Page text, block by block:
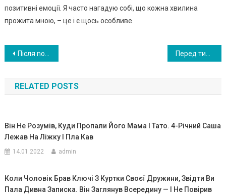
позитивні емоції. Я часто нагадую собі, що кожна хвилина
прожита мною, – це і є щось особливе.
Навигация
по
записям
Після no x oр он у мама взяла синові речі. Зарядила його мобільник І бачить 16 пропущених дзвінків від абонента “Кохана”..
RELATED POSTS
Він Не Розумів, Куди Пропали Його Мама І Тато. 4-Річний Саша
Лежав На Ліжку І Пла Кав
14.01.2022 admin
Коли Чоловік Брав Ключі З Куртки Своєї Дружини, Звідти Ви
Пала Дивна Записка. Він Заглянув Всередину — І Не Повірив